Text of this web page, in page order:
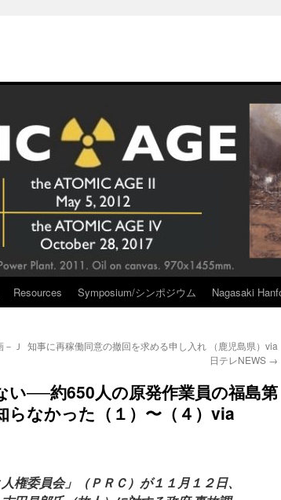
Resources Symposium/シンポジウム Nagasaki
Ｊ 知事に再稼働同意の撤回を求める申し入れ （鹿児島県）via
日テレNEWS →
い──約650人の原発作業員の福島第
らなかった（１）〜（４）via
権委員会」（ＰＲＣ）が１１月１２日、